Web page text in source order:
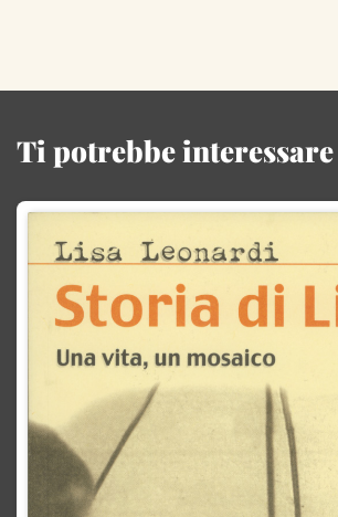
Ti potrebbe interessare